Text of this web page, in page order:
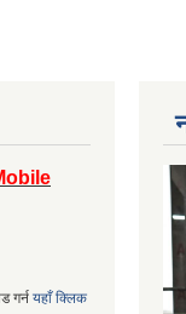
गर्न यहाँ क्लिक